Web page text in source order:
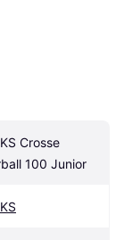
Crosse
100 Junior